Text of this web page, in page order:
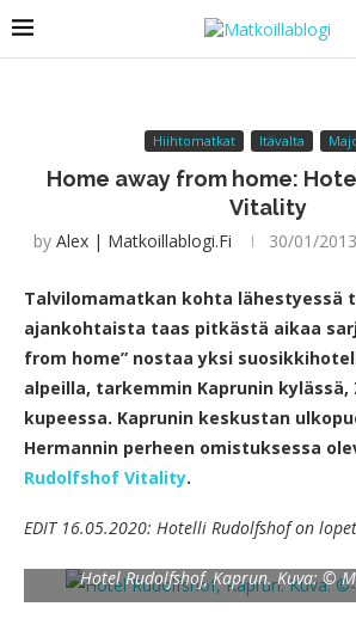
Hiihtomatkat Itävalta
Home away from home:
Vitality
by Alex | Matkoillablogi.fi 30/01/2013
Talvilomamatkan kohta lähestyessä
ajankohtaista taas pitkästä aikaa
from home” nostaa yksi
alpeilla, tarkemmin Kaprunin kylässä,
kupeessa. Kaprunin keskustan
Hermannin perheen omistuksessa
Rudolfshof Vitality.
EDIT 16.05.2020: Hotelli Rudolfshof on
Hotel Rudolfshof, Kaprun. Kuva: ©